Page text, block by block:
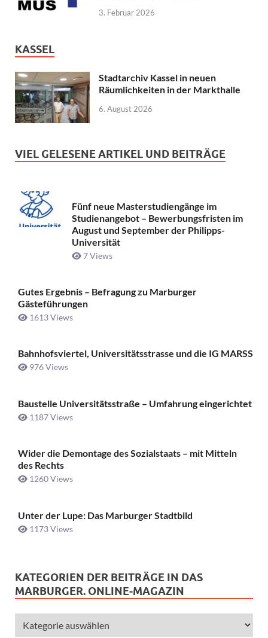
3. Februar 2026
KASSEL
Stadtarchiv Kassel in neuen
Räumlichkeiten in der Markthalle
6. August 2026
VIEL GELESENE ARTIKEL UND BEITRÄGE
Fünf neue Masterstudiengänge im
Studienangebot – Bewerbungsfristen im
August und September der Philipps-
Universität
7 Views
Gutes Ergebnis – Befragung zu Marburger
Gästeführungen
1613 Views
Bahnhofsviertel, Universitätsstrasse und die IG MARSS
976 Views
Baustelle Universitätsstraße ­– Umfahrung eingerichtet
1187 Views
Wider die Demontage des Sozialstaats – mit Mitteln
des Rechts
1260 Views
Unter der Lupe: Das Marburger Stadtbild
1173 Views
KATEGORIEN DER BEITRÄGE IN DAS
MARBURGER. ONLINE-MAGAZIN